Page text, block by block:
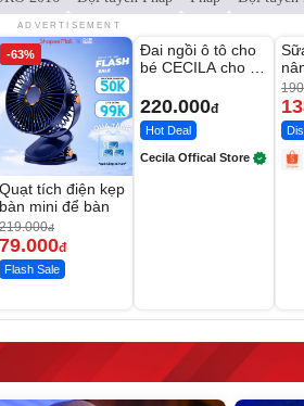
ADVERTISEMENT
-63%
Quạt tích điện kẹp
bàn mini để bàn
219.000đ
79.000đ
Flash Sale
Đai ngồi ô tô cho
bé CECILA cho bé
220.000đ
Hot Deal
Cecila Offical Store
-